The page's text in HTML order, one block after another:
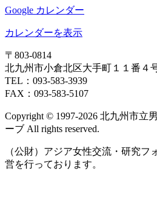
め
寄
添
い
ホ
ッ
ラ
ン
Google カレンダー
カレンダーを表示
〒803‐0814
北九州市小倉北区大手町１１番４
TEL：093‐583‐3939
FAX：093‐583‐5107
Copyright © 1997‐2026 北九州市立
ーブ All rights reserved.
（公財）アジア女性交流・研究フ
営を行っております。